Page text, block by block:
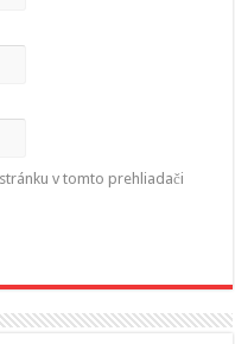
v tomto prehliadači